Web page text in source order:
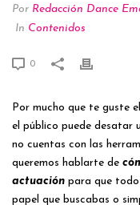
Por Redacción Dance
In Contenidos
0
Por mucho que te guste
el público puede desatar
no cuentas con las
queremos hablarte de
actuación para que todo
papel que buscabas o